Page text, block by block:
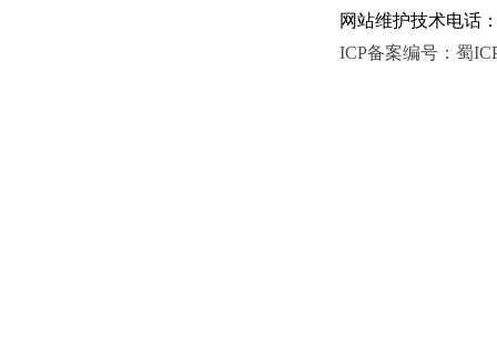
网站维护技术电话
ICP备案编号：蜀